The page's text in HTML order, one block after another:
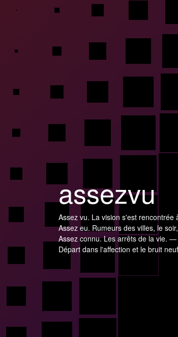
assezvu
Assez vu. La vision s'est rencontrée
Assez eu. Rumeurs des villes, le
Assez connu. Les arrêts de la vie.
Départ dans l'affection et le bruit